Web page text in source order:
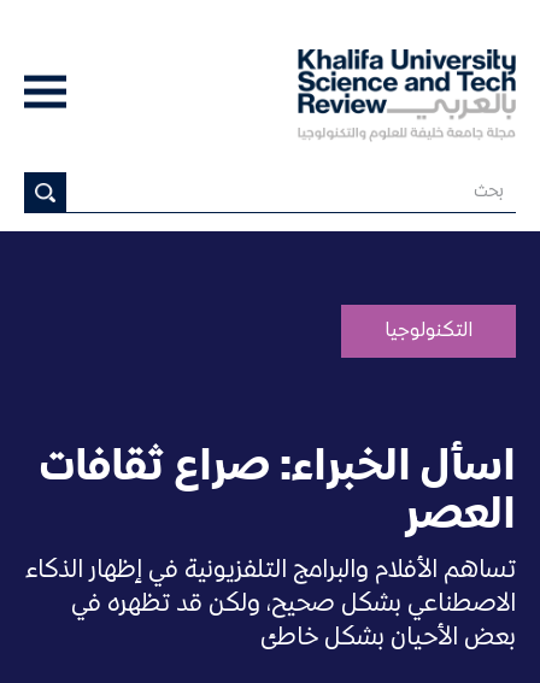
التكنولوجيا
اسأل الخبراء: صراع ثقافات
العصر
تساهم الأفلام والبرامج التلفزيونية في إظهار الذكاء
الاصطناعي بشكل صحيح، ولكن قد تظهره في
بعض الأحيان بشكل خاطئ